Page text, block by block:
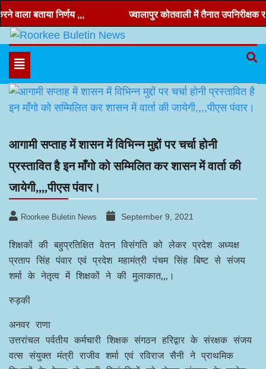
Skip
to
content
बताया निर्णय ,,, ज्वालापुर कोतवाली में तैनात उपनिरीक्षक
Roorkee Buletin News
Hindi news, roorkee news, Uttarakhand news
Toggle
navigation
आगामी सप्ताह में शासन में विभिन्न मुद्दों पर चर्चा होनी
प्रस्तावित है इन माँगो को सम्मिलित कर शासन में वार्ता की
जायेगी,,,,पीएस पंवार।
Roorkee Buletin News September 9, 2021
शिक्षकों की बहुप्रतिक्षित वेतन विसंगति को लेकर प्रदेश अध्यक्ष
प्रताप सिंह पंवार एवं प्रदेश महामंत्री पंचम सिंह बिष्ट से संजय
शर्मा के नेतृत्व में शिक्षकों ने की मुलाकात,,,।
रुड़की
अनवर राणा
उत्तरांचल पर्वतीय कर्मचारी शिक्षक संगठन हरिद्वार के संरक्षक संजय
वत्स संयुक्त मंत्री राजीव शर्मा एवं रविराज सैनी ने प्राथमिक